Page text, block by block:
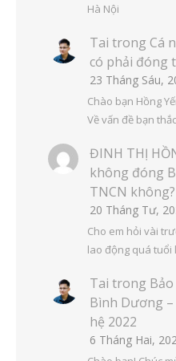
Hà Nội
Tai trong Cá
có phải đóng
23 Tháng Sáu,
Chào bạn Hồng
Về vấn đề bạn
ĐINH THỊ
không đóng
TNCN không?
20 Tháng Tư,
Cho em hỏi vài
lao động quá
Tai trong
Bình Dương
hệ 2022
6 Tháng Hai,